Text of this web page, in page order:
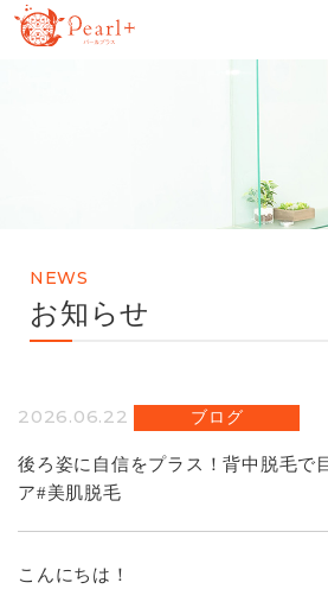
SALON
NEWS Q&A
無料カウンセリ
NEWS
お知らせ
2026.06.22 ブログ
後ろ姿に自信をプラス！背中脱毛で
ア#美肌脱毛
こんにちは！